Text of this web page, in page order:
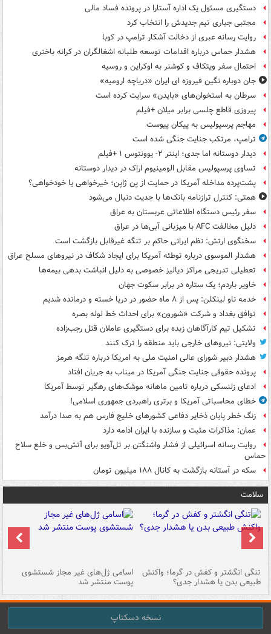
دستگیری مسئول یک اداره آستارا در پرونده فساد مالی
مجتبی جباری تیم جدیدش را انتخاب کرد
روایت رسانه عبری از دخالت آشکار ترامپ در کوبا
هشدار حماس درباره اقدامات توسعه طلبانه اشغالگران در کرانه باختری
احتمال سفر ویتکاف و کوشنر به اوکراین و روسیه
جان دوباره نگین فیروزه ای ایران «دریاچه ارومیه»
سرطان به استخوان‌های «بایدن» سرایت کرده است
پیروزی قاطع چلسی برابر میلان +فیلم
مهاجم پرسپولیس به پیکان پیوست
ترامپ، مرتکب جنایت جنگی شده است
دیدار دوستانه اما جدی؛ اینتر ۲- یوونتوس ۱ +فیلم
تساوی پرسپولیس مقابل الومینیوم اراک در دیدار دوستانه
پشت‌پرده مداخله آمریکا در حمایت از یِن ژاپن؛ خیرخواهی یا خودخواهی؟
همتی: کنترل ترازنامه بانک‌ها با جدیت دنبال می‌شود
سفر رئیس دستگاه اطلاعاتی عربستان به عراق
دلیل مخالفت AFC با میزبانی آبی‌ها در عراق
سخنگوی ارتش: نظم ایرانی حاکم بر تنگه غیرقابل بازگشت است
هشدار الموسوی درباره توطئه آمریکا برای ایجاد شکاف در نیروهای مسلح عراق
تعطیلی تدریجی مراکز دیالیز خصوصی به دلیل انباشت بدهی بیمه‌ها
خاویر باردم؛ یک ستاره در برابر سکوت جهان
خدمه ناو لینکلن: پس از ۸ ماه حضور در دریا خسته و درمانده‌ شدیم
توافق بغداد و شرکت «شورون» برای احداث خط لوله بصره
تشکیل تیم کارآگاهان زبده برای دستگیری عاملان قتل رجب‌زاده
ولایتی: نیروهای خارجی باید منطقه را ترک کنند
هشدار دبیر شورای عالی امنیت ملی به امریکا درباره تنگه هرمز
پرونده حقوقی جنایت جنگی آمریکا در میناب به جریان افتاد
ادعای زلنسکی درباره تامین ماهانه موشک‌های رهگیر توسط آمریکا
خطای محاسباتی آمریکا و برتری راهبردی جمهوری اسلامی!
زنگ خطر پایان ذخایر دفاعی کشورهای خلیج فارس هم به صدا درآمد
عمان: مذاکرات مثبت و سازنده با ایران ادامه دارد
روایت رسانه اسرائیلی از فشار واشنگتن بر تل‌آویو برای آتش‌بس و خلع سلاح
حماس
سکه در آستانه بازگشت به کانال ۱۸۸ میلیون تومان
سلامت
تنگی انگشتر و کفش در گرما؛ واکنش
طبیعی بدن یا هشدار جدی؟
اسامی ژل‌های غیر مجاز شستشوی
پوست منتشر شد
نسخه دسکتاپ